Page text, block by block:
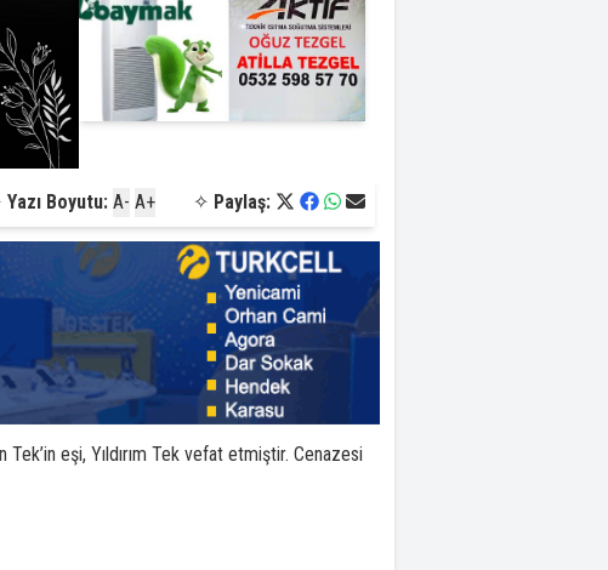
Yazı Boyutu: A- A+ ✧ Paylaş:
eşi, Yıldırım Tek vefat etmiştir. Cenazesi